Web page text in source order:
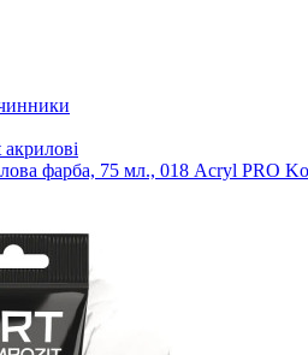
фарба, 75 мл., 018 Acryl PRO